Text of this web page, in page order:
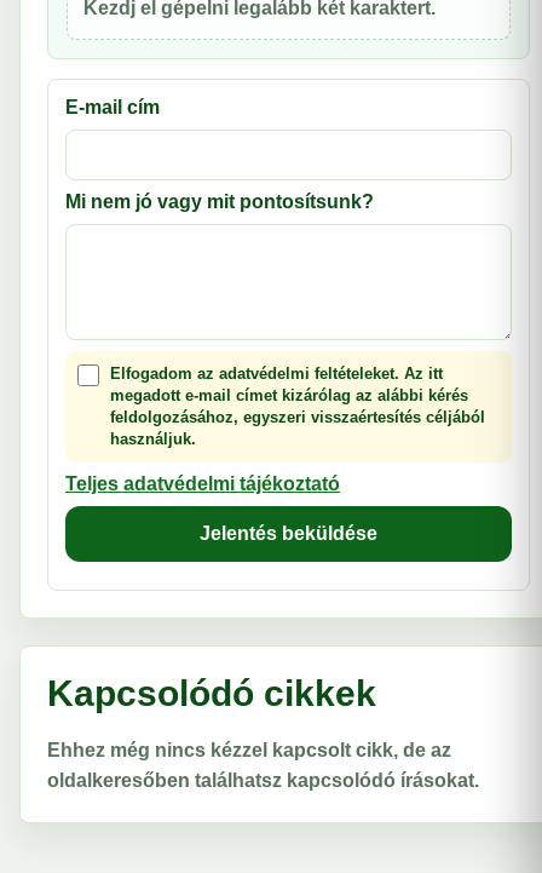
Kezdj el gépelni legalább két karaktert.
E-mail cím
Mi nem jó vagy mit pontosítsunk?
Elfogadom az adatvédelmi feltételeket. Az itt
megadott e-mail címet kizárólag az alábbi kérés
feldolgozásához, egyszeri visszaértesítés céljából
használjuk.
Teljes adatvédelmi tájékoztató
Jelentés beküldése
Kapcsolódó cikkek
Ehhez még nincs kézzel kapcsolt cikk, de az
oldalkeresőben találhatsz kapcsolódó írásokat.